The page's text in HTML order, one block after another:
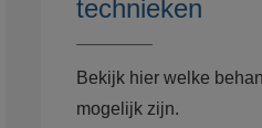
technieken
Bekijk hier welke
mogelijk zijn.